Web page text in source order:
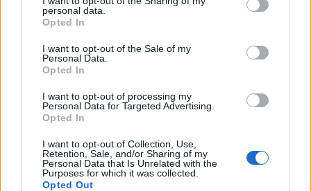
personal data.
Opted In
I want to opt-out of the Sale of my
Personal Data.
Opted In
I want to opt-out of processing my
Personal Data for Targeted Advertising.
Opted In
I want to opt-out of Collection, Use,
Retention, Sale, and/or Sharing of my
Personal Data that Is Unrelated with the
Purposes for which it was collected.
Opted Out
Le buone azioni dei ministri
italiani
Unicredit raggruppa le azioni
31/12/2011